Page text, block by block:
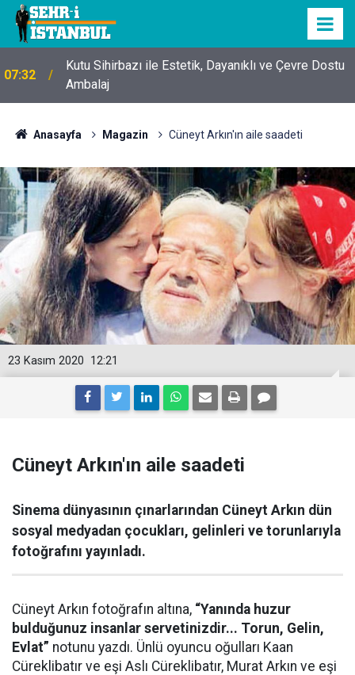
07:32
Kutu Sihirbazı ile Estetik, Dayanıklı ve Çevre Dostu
Ambalaj
Anasayfa Magazin Cüneyt Arkın'ın aile saadeti
12:21
23 Kasım 2020
Cüneyt Arkın'ın aile saadeti
Sinema dünyasının çınarlarından Cüneyt Arkın dün
sosyal medyadan çocukları, gelinleri ve torunlarıyla
fotoğrafını yayınladı.
Cüneyt Arkın fotoğrafın altına, “Yanında huzur
bulduğunuz insanlar servetinizdir... Torun, Gelin,
Evlat” notunu yazdı. Ünlü oyuncu oğulları Kaan
Cüreklibatır ve eşi Aslı Cüreklibatır, Murat Arkın ve eşi